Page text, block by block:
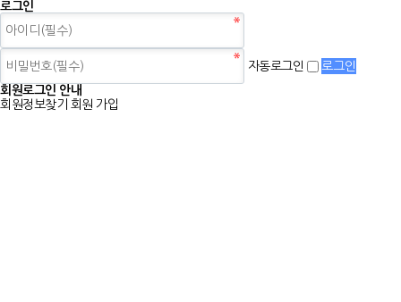
로그인
자동로그인
회원로그인 안내
회원정보찾기 회원 가입